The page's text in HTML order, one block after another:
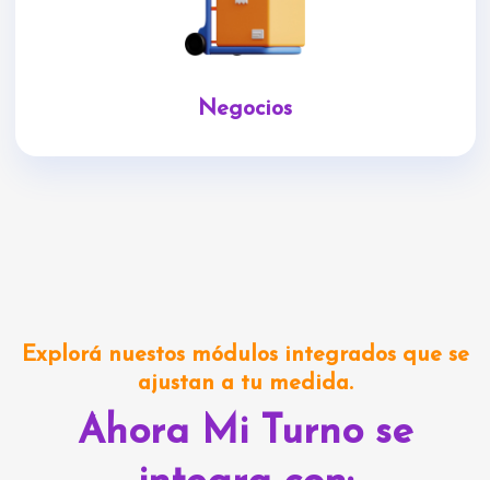
Negocios
Explorá nuestos módulos integrados que se
ajustan a tu medida.
Ahora Mi Turno se